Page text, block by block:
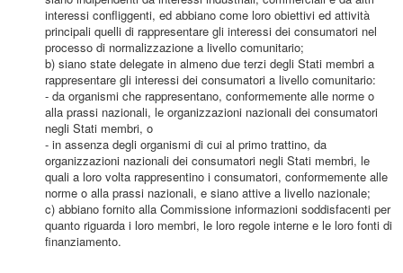
interessi confliggenti, ed abbiano come loro obiettivi ed attività
principali quelli di rappresentare gli interessi dei consumatori nel
processo di normalizzazione a livello comunitario;
b) siano state delegate in almeno due terzi degli Stati membri a
rappresentare gli interessi dei consumatori a livello comunitario:
- da organismi che rappresentano, conformemente alle norme o
alla prassi nazionali, le organizzazioni nazionali dei consumatori
negli Stati membri, o
- in assenza degli organismi di cui al primo trattino, da
organizzazioni nazionali dei consumatori negli Stati membri, le
quali a loro volta rappresentino i consumatori, conformemente alle
norme o alla prassi nazionali, e siano attive a livello nazionale;
c) abbiano fornito alla Commissione informazioni soddisfacenti per
quanto riguarda i loro membri, le loro regole interne e le loro fonti di
finanziamento.